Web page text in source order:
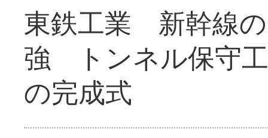
東鉄工業 新幹線
強 トンネル保守
の完成式